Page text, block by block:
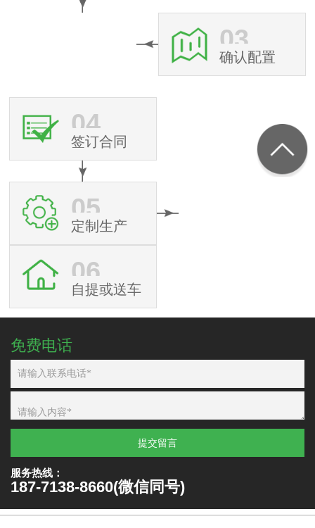
03
确认配置
04
签订合同
05
定制生产
06
自提或送车
免费电话
提交留言
服务热线：
187-7138-8660(微信同号)